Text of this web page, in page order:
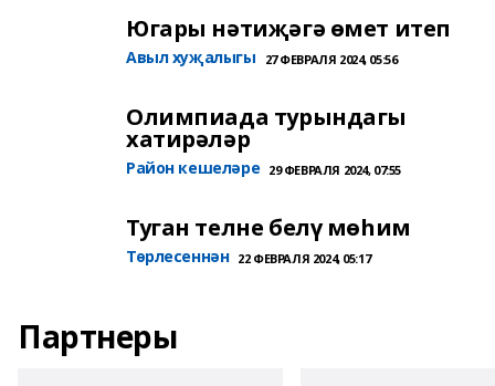
Югары нәтиҗәгә өмет итеп
Авыл хуҗалыгы 27 ФЕВРАЛЯ 2024, 05:56
Олимпиада турындагы
хатирәләр
Район кешеләре 29 ФЕВРАЛЯ 2024, 07:55
Туган телне белү мөһим
Төрлесеннән 22 ФЕВРАЛЯ 2024, 05:17
Партнеры